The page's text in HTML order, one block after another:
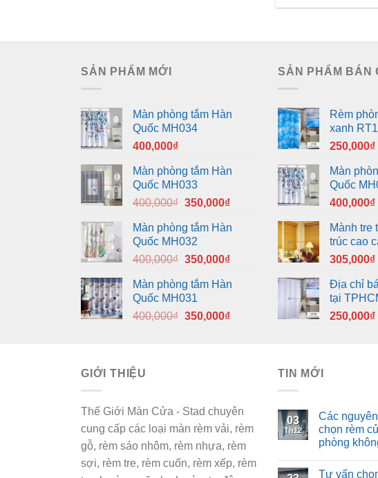
SẢN PHẨM MỚI
Màn phòng tắm Hàn
Quốc MH034
400,000₫
Màn phòng tắm Hàn
Quốc MH033
400,000₫ Giá
là:
400,000₫.
350,000₫Giá
tại
350,000₫.
Màn phòng tắm Hàn
Quốc MH032
400,000₫ Giá
là:
400,000₫.
350,000₫Giá
tại
350,000₫.
Màn phòng tắm Hàn
Quốc MH031
400,000₫ Giá
350,000₫Giá
SẢN PHẨM BÁN
Rèm
xanh
250,000₫
Màn
Quốc
400,000₫
Mành tre
trúc cao
305,000₫
Địa chỉ
tại
250,000₫
GIỚI THIỆU
Thế Giới Màn Cửa - Stad chuyên
cung cấp các loại màn rèm vải, rèm
gỗ, rèm sáo nhôm, rèm nhựa, rèm
sợi, rèm tre, rèm cuốn, rèm xếp, rèm
TIN MỚI
03
Th12
Các
chọn rèm
phòng
Tư vấn